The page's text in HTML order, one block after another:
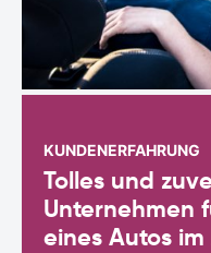
KUNDENERFAHRUNG
Tolles und
Unternehmen
eines Autos